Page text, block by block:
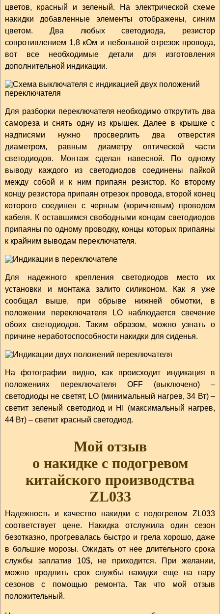
цветов, красный и зеленый. На электрической схеме
накидки добавленные элементы отображены, синим
цветом. Два любых светодиода, резистор
сопротивлением 1,8 кОм и небольшой отрезок провода,
вот все необходимые детали для изготовления
дополнительной индикации.
Для разборки переключателя необходимо открутить два
самореза и снять одну из крышек. Далее в крышке с
надписями нужно просверлить два отверстия
диаметром, равным диаметру оптической части
светодиодов. Монтаж сделан навесной. По одному
выводу каждого из светодиодов соединены пайкой
между собой и к ним припаян резистор. Ко второму
концу резистора припаян отрезок провода, второй конец
которого соединен с черным (коричневым) проводом
кабеля. К оставшимся свободными концам светодиодов
припаяны по одному проводку, концы которых припаяны
к крайним выводам переключателя.
Для надежного крепления светодиодов место их
установки и монтажа залито силиконом. Как я уже
сообщал выше, при обрыве нижней обмотки, в
положении переключателя LO наблюдается свечение
обоих светодиодов. Таким образом, можно узнать о
причине неработоспособности накидки для сиденья.
На фотографии видно, как происходит индикация в
положениях переключателя OFF (выключено) –
светодиоды не светят, LO (минимальный нагрев, 34 Вт) –
светит зеленый светодиод и HI (максимальный нагрев,
44 Вт) – светит красный светодиод.
Мой отзыв
о накидке с подогревом
китайского производства
ZL033
Надежность и качество накидки с подогревом ZL033
соответствует цене. Накидка отслужила один сезон
безотказно, прогревалась быстро и грела хорошо, даже
в большие морозы. Ожидать от нее длительного срока
службы заплатив 10$, не приходится. При желании,
можно продлить срок службы накидки еще на пару
сезонов с помощью ремонта. Так что мой отзыв
положительный.